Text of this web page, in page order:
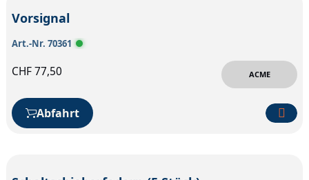
Vorsignal
Art.-Nr. 70361
CHF77,50 ACME
Abfahrt